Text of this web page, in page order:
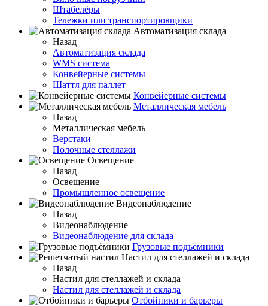
Штабелёры
Тележки или транспортировщики
Автоматизация склада
Назад
Автоматизация склада
WMS система
Конвейерные системы
Шаттл для паллет
Конвейерные системы
Металлическая мебель
Назад
Металлическая мебель
Верстаки
Полочные стеллажи
Освещение
Назад
Освещение
Промышленное освещение
Видеонаблюдение
Назад
Видеонаблюдение
Видеонаблюдение для склада
Грузовые подъёмники
Настил для стеллажей и склада
Назад
Настил для стеллажей и склада
Настил для стеллажей и склада
Отбойники и барьеры